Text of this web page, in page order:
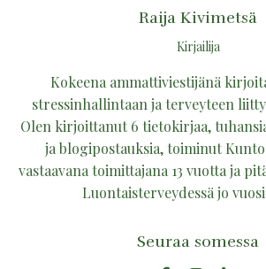
Raija Kivimetsä
Kirjailija
Kokeena ammattiviestijänä
stressinhallintaan ja terveyteen
Olen kirjoittanut 6 tietokirjaa,
ja blogipostauksia, toiminut
vastaavana toimittajana 13 vuotta ja
Luontaisterveydessä jo
Seuraa somessa